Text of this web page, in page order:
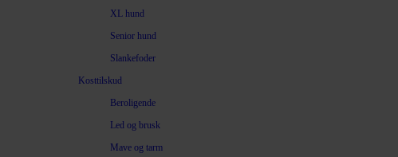
XL hund
Senior hund
Slankefoder
Kosttilskud
Beroligende
Led og brusk
Mave og tarm